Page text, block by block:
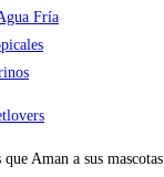
Fría
Aman a sus mascotas